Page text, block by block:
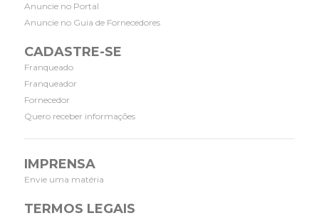
Anuncie no Portal
Anuncie no Guia de Fornecedores
CADASTRE-SE
Franqueado
Franqueador
Fornecedor
Quero receber informações
IMPRENSA
Envie uma matéria
TERMOS LEGAIS